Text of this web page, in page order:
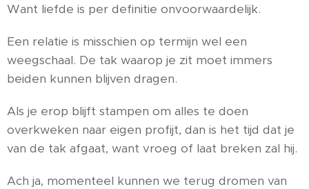
Want liefde is per definitie onvoorwaardelijk.
Een relatie is misschien op termijn wel een
weegschaal. De tak waarop je zit moet immers
beiden kunnen blijven dragen.
Als je erop blijft stampen om alles te doen
overkweken naar eigen profijt, dan is het tijd dat je
van de tak afgaat, want vroeg of laat breken zal hij.
Ach ja, momenteel kunnen we terug dromen van